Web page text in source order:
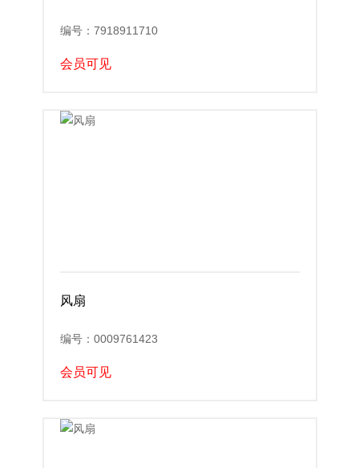
编号：7918911710
会员可见
风扇
编号：0009761423
会员可见